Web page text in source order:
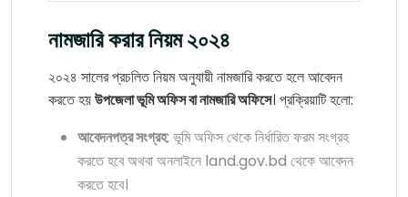
নামজারি করার নিয়ম ২০২৪
২০২৪ সালের প্রচলিত নিয়ম অনুযায়ী নামজারি করতে হলে আবেদন
করতে হয়উপজেলা ভূমি অফিস বা নামজারি অফিসে। প্রক্রিয়াটি হলো:
আবেদনপত্র সংগ্রহ: ভূমি অফিস থেকে নির্ধারিত ফরম সংগ্রহ
করতে হবে অথবা অনলাইনে land.gov.bd থেকে আবেদন
করতে হবে।